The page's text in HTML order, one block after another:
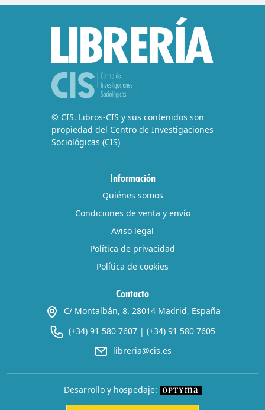
© CIS. Libros-CIS y sus contenidos son
propiedad del Centro de Investigaciones
Sociológicas (CIS)
Información
Quiénes somos
Condiciones de venta y envío
Aviso legal
Política de privacidad
Política de cookies
Contacto
C/ Montalbán, 8. 28014 Madrid, España
(+34) 91 580 7607 | (+34) 91 580 7605
libreria@cis.es
Desarrollo y hospedaje: